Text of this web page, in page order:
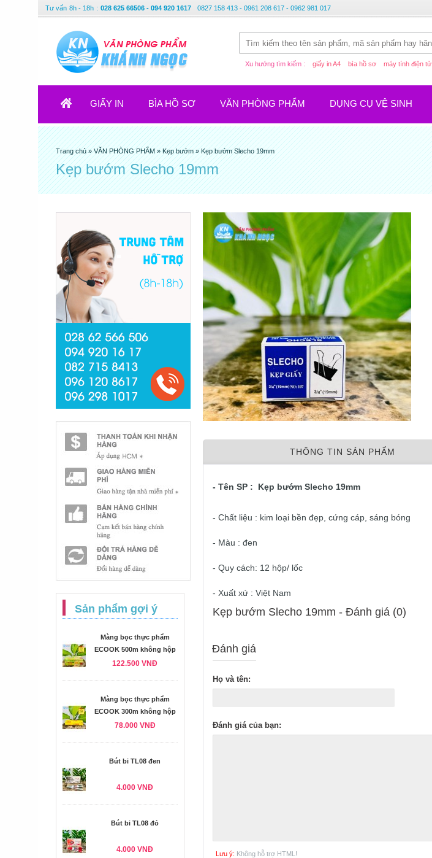
Tư vấn 8h - 18h : 028 625 66506 - 094 920 1617 0827 158 413 - 0961 208 617 - 0962 981 017
Xu hướng tìm kiếm : giấy in A4 bìa hồ sơ máy tính điện tử
GIẤY IN BÌA HỒ SƠ VĂN PHÒNG PHẨM DỤNG CỤ VỆ SINH
Trang chủ»VĂN PHÒNG PHẨM »Kẹp bướm »Kẹp bướm Slecho 19mm
Kẹp bướm Slecho 19mm
Sản phẩm gợi ý
Màng bọc thực phẩm
ECOOK 500m không hộp
122.500 VNĐ
Màng bọc thực phẩm
ECOOK 300m không hộp
78.000 VNĐ
Bút bi TL08 đen
4.000 VNĐ
Bút bi TL08 đỏ
4.000 VNĐ
THÔNG TIN SẢN PHẨM
- Tên SP : Kẹp bướm Slecho 19mm
- Chất liệu : kim loại bền đẹp, cứng cáp, sáng bóng
- Màu : đen
- Quy cách: 12 hộp/ lốc
- Xuất xứ : Việt Nam
Kẹp bướm Slecho 19mm - Ðánh giá (0)
Đánh giá
Họ và tên:
Đánh giá của bạn:
Lưu ý: Không hỗ trợ HTML!